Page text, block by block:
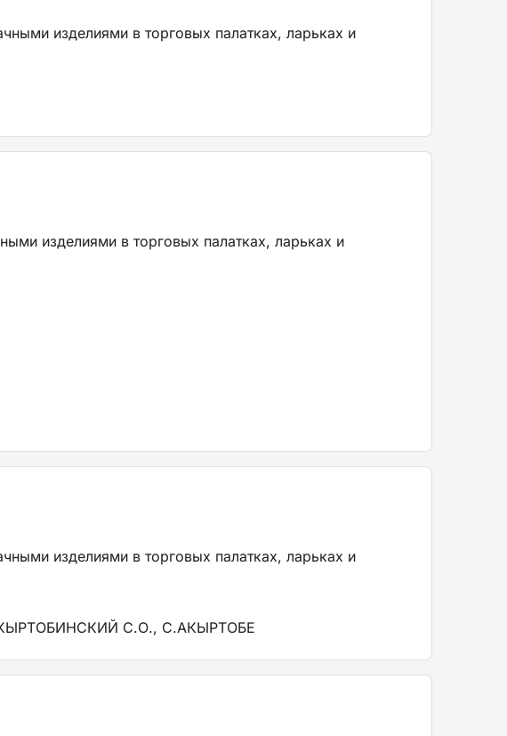
изделиями в торговых палатках, ларьках и
изделиями в торговых палатках, ларьках и
изделиями в торговых палатках, ларьках и
С.О., С.АКЫРТОБЕ